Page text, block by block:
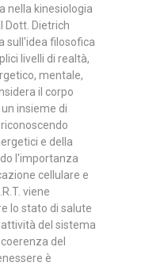
nella kinesiologia
Dott. Dietrich
sull'idea filosofica
livelli di realtà,
mentale,
il corpo
insieme di
e della
l'importanza
cellulare e
viene
lo stato di salute
del sistema
del
è